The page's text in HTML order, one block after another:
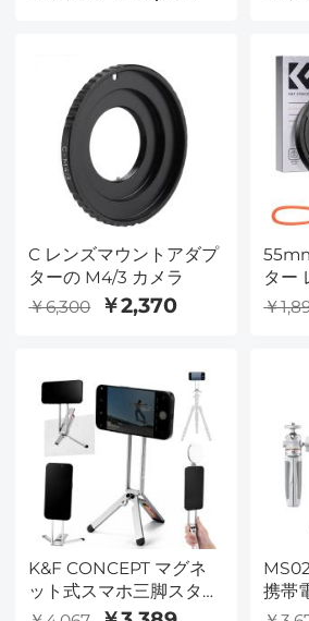
C レンズマウントアダプ
ターの M4/3 カメラ
￥6,300
￥2,370
ター
き 光
多層
￥
K&F CONCEPT マグネ
ット式スマホ三脚スタン
ド、23Nの強力なマグネ
携帯
スク